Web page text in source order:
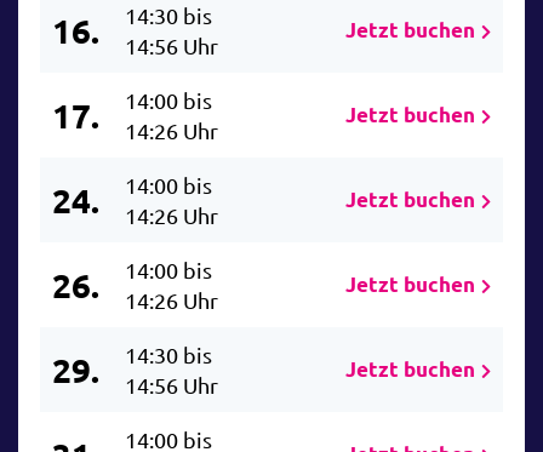
16.
14:30 bis
14:56 Uhr
Jetzt buchen
17.
14:00 bis
14:26 Uhr
Jetzt buchen
24.
14:00 bis
14:26 Uhr
Jetzt buchen
26.
14:00 bis
14:26 Uhr
Jetzt buchen
29.
14:30 bis
14:56 Uhr
Jetzt buchen
14:00 bis